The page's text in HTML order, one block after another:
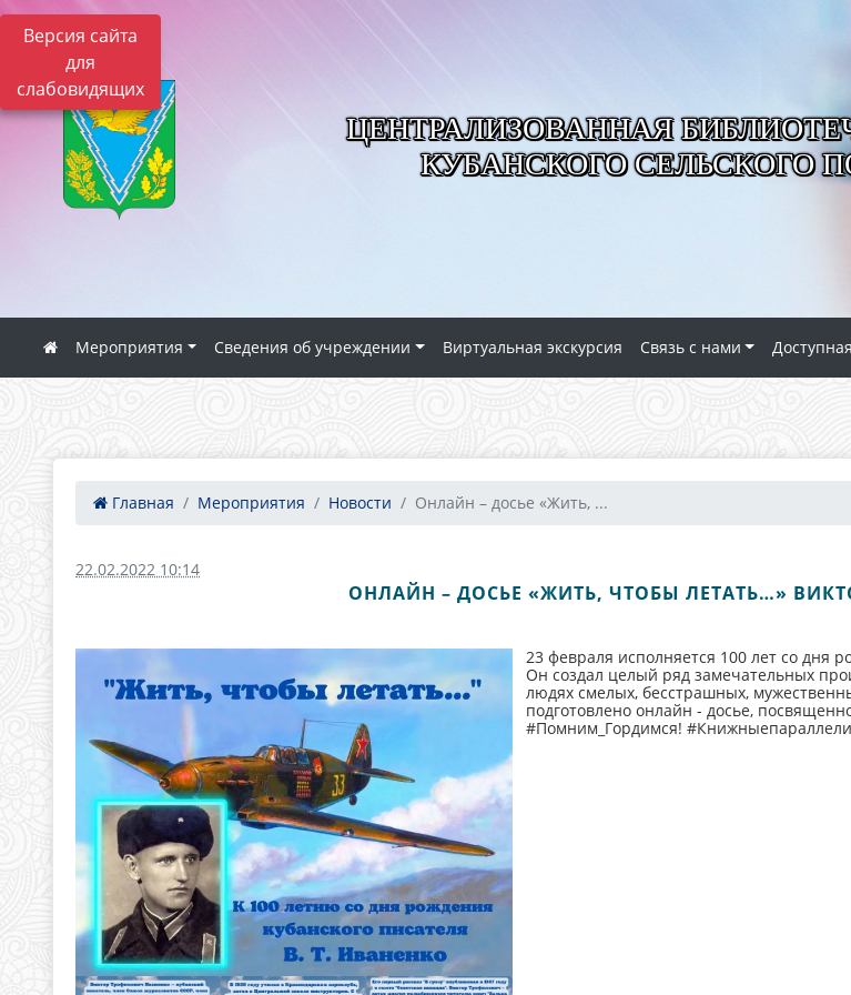
Версия сайта
для
слабовидящих
ЦЕНТРАЛИЗОВАННАЯ
КУБАНСКОГО СЕЛЬСКОГО
Мероприятия Сведения об учреждении Виртуальная экскурсия Связь с нами
Главная Мероприятия Новости Онлайн – досье «Жить, ...
22.02.2022 10:14
ОНЛАЙН – ДОСЬЕ «ЖИТЬ, ЧТОБЫ ЛЕТАТЬ…»
23 февраля исполняется 100 лет со дня
Он создал целый ряд замечательных
людях смелых, бесстрашных,
подготовлено онлайн - досье,
#Помним_Гордимся!